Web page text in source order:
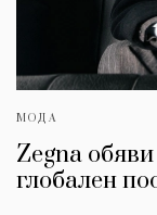
МОДА
Zegna
глобален